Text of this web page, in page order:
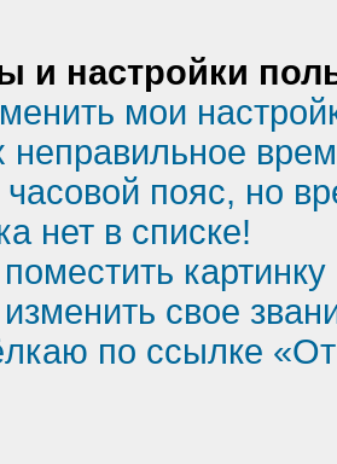
и настройки
мои
пояс, но
нет в списке!
свое
по ссылке